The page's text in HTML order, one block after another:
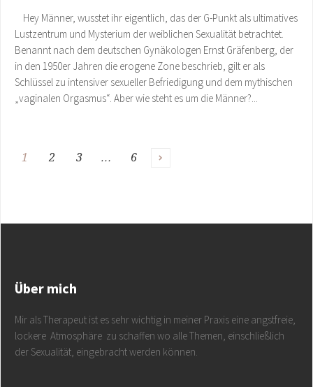
Hey Männer, wusstet ihr eigentlich, das der G-Punkt als ultimatives
Lustzentrum und Mysterium der weiblichen Sexualität betrachtet.
Benannt nach dem deutschen Gynäkologen Ernst Gräfenberg, der
in den 1950er Jahren die erogene Zone beschrieb, gilt er als
Schlüssel zu intensiver sexueller Befriedigung und dem mythischen
„vaginalen Orgasmus“. Aber wie steht es um die Männer?...
1 2 3 … 6
Über mich
Mir als Therapeut ist es sehr wichtig in meiner Praxis eine angstfreie,
lockere Atmosphäre zu schaffen wo alle Themen, einschließlich
der Sexualität, eingebracht werden können.